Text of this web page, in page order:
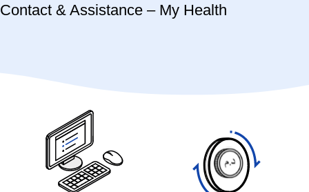
Contact & Assistance – My Health